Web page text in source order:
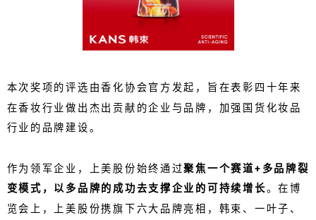
本次奖项的评选由香化协会官方发起，旨在表彰四十年来
在香妆行业做出杰出贡献的企业与品牌，加强国货化妆品
行业的品牌建设。
作为领军企业，上美股份始终通过聚焦一个赛道+多品牌裂
变模式 ， 以多品牌的成功去支撑企业的可持续增长。在博
览会上，上美股份携旗下六大品牌亮相，韩束、一叶子、